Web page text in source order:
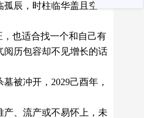
辰，时柱临华盖且空
也适合找一个和自己有
阅历包容却不见增长的话
被冲开，2029己酉年，
、流产或不易怀上，未